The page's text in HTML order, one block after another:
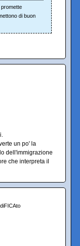
promette
di buon
un po' la
dell'immigrazione
che interpreta il